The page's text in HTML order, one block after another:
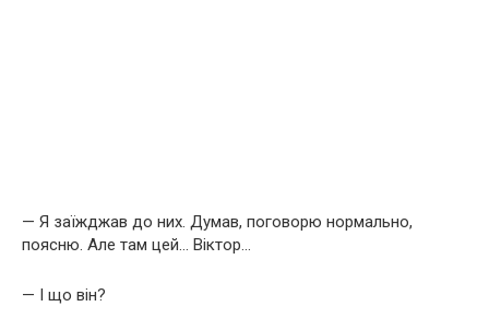
— Я заїжджав до них. Думав, поговорю нормально,
поясню. Але там цей… Віктор…
— І що він?